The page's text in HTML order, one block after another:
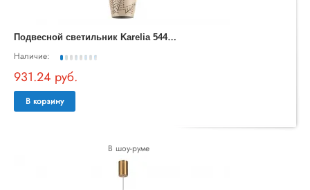
П
одвесной светильник Karelia 5444/1
Наличие:
931.24 руб.
В корзину
В шоу-руме